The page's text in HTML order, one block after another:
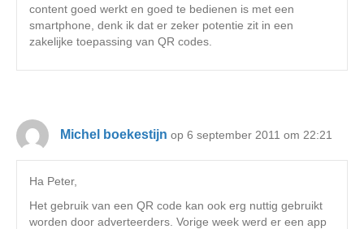
content goed werkt en goed te bedienen is met een
smartphone, denk ik dat er zeker potentie zit in een
zakelijke toepassing van QR codes.
Michel boekestijn op 6 september 2011 om 22:21
Ha Peter,
Het gebruik van een QR code kan ook erg nuttig gebruikt
worden door adverteerders. Vorige week werd er een app